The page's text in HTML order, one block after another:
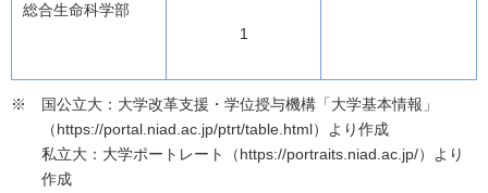
総合生命科学部
1
国公立大：大学改革支援・学位授与機構「大学基本情報」
（https://portal.niad.ac.jp/ptrt/table.html）より作成
私立大：大学ポートレート（https://portraits.niad.ac.jp/）より
作成